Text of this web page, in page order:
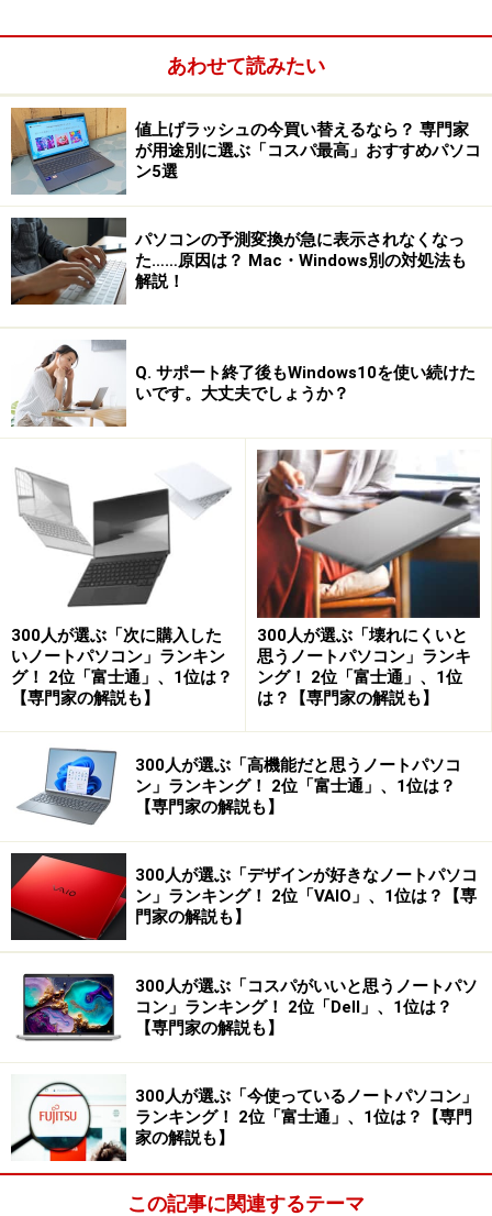
あわせて読みたい
値上げラッシュの今買い替えるなら？ 専門家
が用途別に選ぶ「コスパ最高」おすすめパソコ
ン5選
パソコンの予測変換が急に表示されなくなっ
た……原因は？ Mac・Windows別の対処法も
解説！
Q. サポート終了後もWindows10を使い続けた
いです。大丈夫でしょうか？
300人が選ぶ「次に購入した
いノートパソコン」ランキン
グ！ 2位「富士通」、1位は？
【専門家の解説も】
300人が選ぶ「壊れにくいと
思うノートパソコン」ランキ
ング！ 2位「富士通」、1位
は？【専門家の解説も】
300人が選ぶ「高機能だと思うノートパソコ
ン」ランキング！ 2位「富士通」、1位は？
【専門家の解説も】
300人が選ぶ「デザインが好きなノートパソコ
ン」ランキング！ 2位「VAIO」、1位は？【専
門家の解説も】
300人が選ぶ「コスパがいいと思うノートパソ
コン」ランキング！ 2位「Dell」、1位は？
【専門家の解説も】
300人が選ぶ「今使っているノートパソコン」
ランキング！ 2位「富士通」、1位は？【専門
家の解説も】
この記事に関連するテーマ